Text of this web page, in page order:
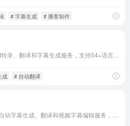
# 字幕生成 # 播客制作
成 # 自动翻译